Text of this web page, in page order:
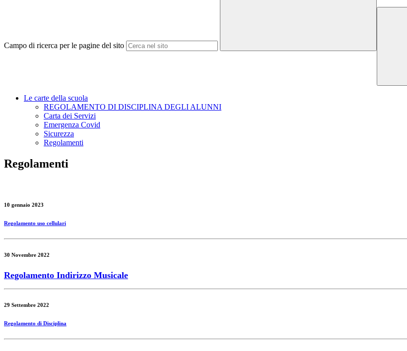
Campo di ricerca per le pagine del sito
Le carte della scuola
REGOLAMENTO DI DISCIPLINA DEGLI ALUNNI
Carta dei Servizi
Emergenza Covid
Sicurezza
Regolamenti
Regolamenti
10 gennaio 2023
Regolamento uso cellulari
30 Novembre 2022
Regolamento Indirizzo Musicale
29 Settembre 2022
Regolamento di Disciplina